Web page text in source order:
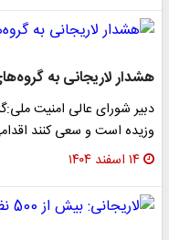
هشدار لاریجانی به
دبیر شورای عالی امنیت
وزیده است و سعی کنند
۱۴ اسفند ۱۴۰۴